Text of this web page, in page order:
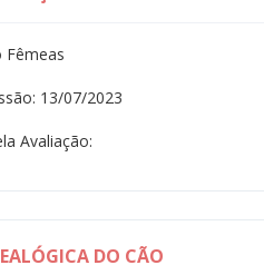
Fêmeas
13/07/2023
Avaliação:
DO CÃO